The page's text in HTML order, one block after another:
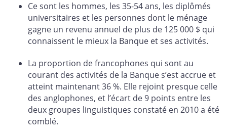
Ce sont les hommes, les 35-54 ans, les diplômés
universitaires et les personnes dont le ménage
gagne un revenu annuel de plus de 125 000 $ qui
connaissent le mieux la Banque et ses activités.
La proportion de francophones qui sont au
courant des activités de la Banque s’est accrue et
atteint maintenant 36 %. Elle rejoint presque celle
des anglophones, et l’écart de 9 points entre les
deux groupes linguistiques constaté en 2010 a été
comblé.